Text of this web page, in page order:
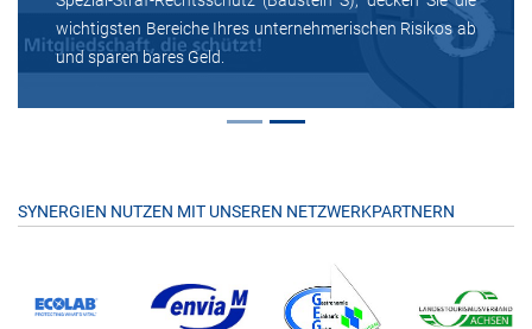
wichtigsten Bereiche Ihres unternehmerischen Risikos ab
und sparen bares Geld.
SYNERGIEN NUTZEN MIT UNSEREN NETZWERKPARTNERN